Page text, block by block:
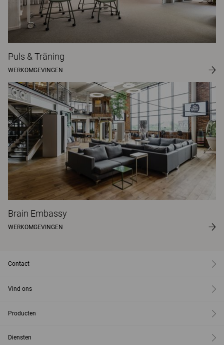
Puls & Träning
WERKOMGEVINGEN
Brain Embassy
WERKOMGEVINGEN
Contact
Vind ons
Producten
Diensten